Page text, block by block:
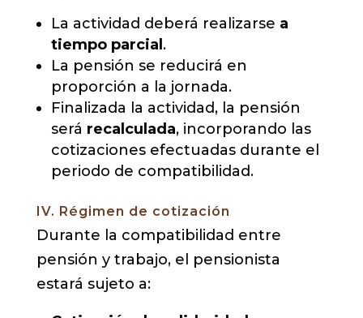
La actividad deberá realizarse a
tiempo parcial .
La pensión se reducirá en
proporción a la jornada.
Finalizada la actividad, la pensión
será recalculada, incorporando las
cotizaciones efectuadas durante el
periodo de compatibilidad.
IV. Régimen de cotización
Durante la compatibilidad entre
pensión y trabajo, el pensionista
estará sujeto a: